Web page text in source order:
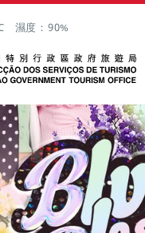
濕度： 90%
府旅遊局